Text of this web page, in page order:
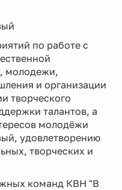
по работе с
молодежи,
и организации
творческого
талантов, а
молодёжи
удовлетворению
творческих и
команд КВН "В